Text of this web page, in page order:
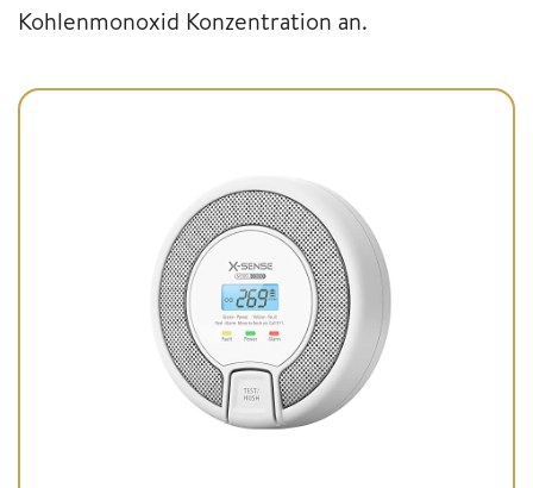
Kohlenmonoxid Konzentration an.